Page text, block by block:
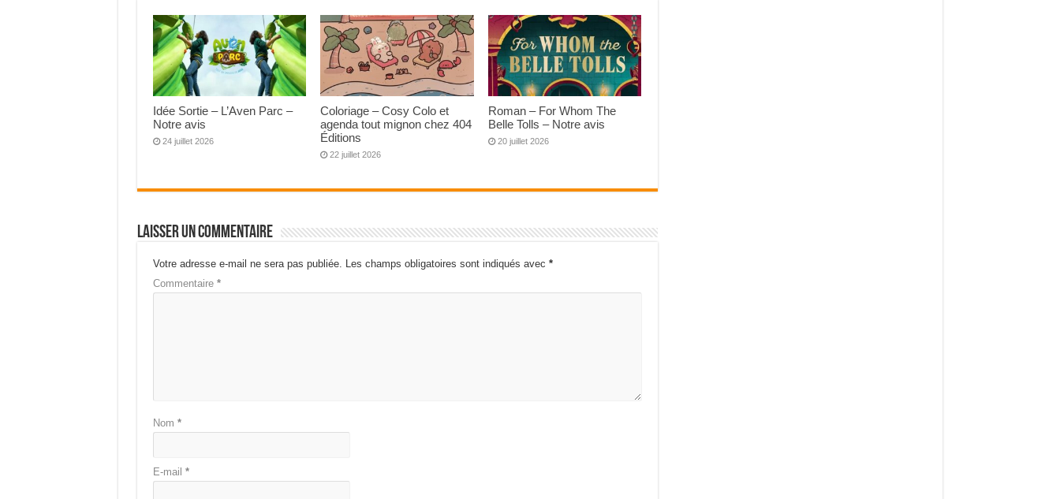
Idée Sortie – L’Aven Parc –
Notre avis
24 juillet 2026
Coloriage – Cosy Colo et
agenda tout mignon chez 404
Éditions
22 juillet 2026
Roman – For Whom The
Belle Tolls – Notre avis
20 juillet 2026
Laisser un commentaire
Votre adresse e-mail ne sera pas publiée. Les champs obligatoires sont indiqués avec *
Commentaire *
Nom *
E-mail *